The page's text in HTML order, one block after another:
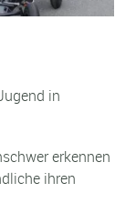
in
erkennen
ihren